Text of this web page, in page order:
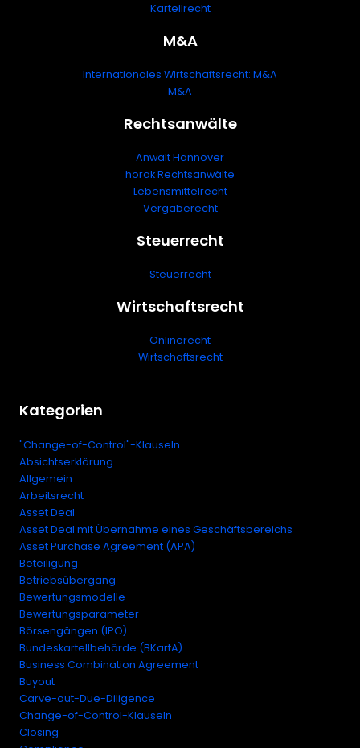
Kartellrecht
M&A
Internationales Wirtschaftsrecht: M&A
M&A
Rechtsanwälte
Anwalt Hannover
horak Rechtsanwälte
Lebensmittelrecht
Vergaberecht
Steuerrecht
Steuerrecht
Wirtschaftsrecht
Onlinerecht
Wirtschaftsrecht
Kategorien
"Change-of-Control"-Klauseln
Absichtserklärung
Allgemein
Arbeitsrecht
Asset Deal
Asset Deal mit Übernahme eines Geschäftsbereichs
Asset Purchase Agreement (APA)
Beteiligung
Betriebsübergang
Bewertungsmodelle
Bewertungsparameter
Börsengängen (IPO)
Bundeskartellbehörde (BKartA)
Business Combination Agreement
Buyout
Carve-out-Due-Diligence
Change-of-Control-Klauseln
Closing